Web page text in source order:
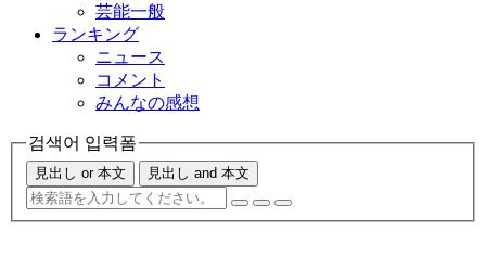
芸能一般
ランキング
ニュース
コメント
みんなの感想
검색어 입력폼
見出し or 本文 見出し and 本文